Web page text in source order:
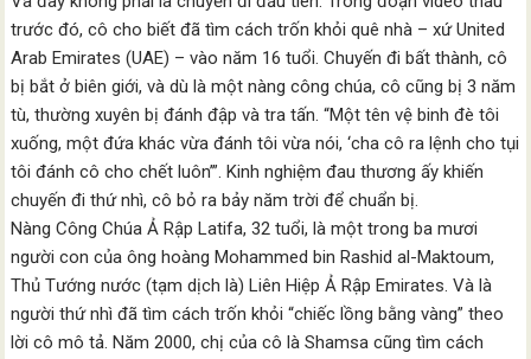
trước đó, cô cho biết đã tìm cách trốn khỏi quê nhà – xứ United
Arab Emirates (UAE) – vào năm 16 tuổi. Chuyến đi bất thành, cô
bị bắt ở biên giới, và dù là một nàng công chúa, cô cũng bị 3 năm
tù, thường xuyên bị đánh đập và tra tấn. “Một tên vệ binh đè tôi
xuống, một đứa khác vừa đánh tôi vừa nói, ‘cha cô ra lệnh cho tụi
tôi đánh cô cho chết luôn’”. Kinh nghiệm đau thương ấy khiến
chuyến đi thứ nhì, cô bỏ ra bảy năm trời để chuẩn bị.
Nàng Công Chúa Ả Rập Latifa, 32 tuổi, là một trong ba mươi
người con của ông hoàng Mohammed bin Rashid al-Maktoum,
Thủ Tướng nước (tạm dịch là) Liên Hiệp Ả Rập Emirates. Và là
người thứ nhì đã tìm cách trốn khỏi “chiếc lồng bằng vàng” theo
lời cô mô tả. Năm 2000, chị của cô là Shamsa cũng tìm cách